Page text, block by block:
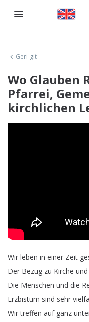
Geri git
Wo Glauben
Pfarrei,
kirchlichen
Wir leben in einer Zeit
Der Bezug zu Kirche und
Die Menschen und die
Erzbistum sind sehr
Wir treffen auf ganz